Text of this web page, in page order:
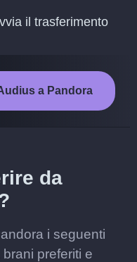
il trasferimento
a Pandora
da
i seguenti
preferiti e